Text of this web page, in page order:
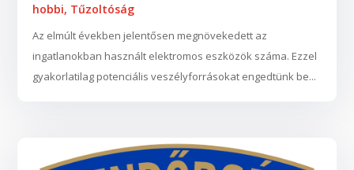
hobbi, Tűzoltóság
Az elmúlt években jelentősen megnövekedett az
ingatlanokban használt elektromos eszközök száma. Ezzel
gyakorlatilag potenciális veszélyforrásokat engedtünk be...